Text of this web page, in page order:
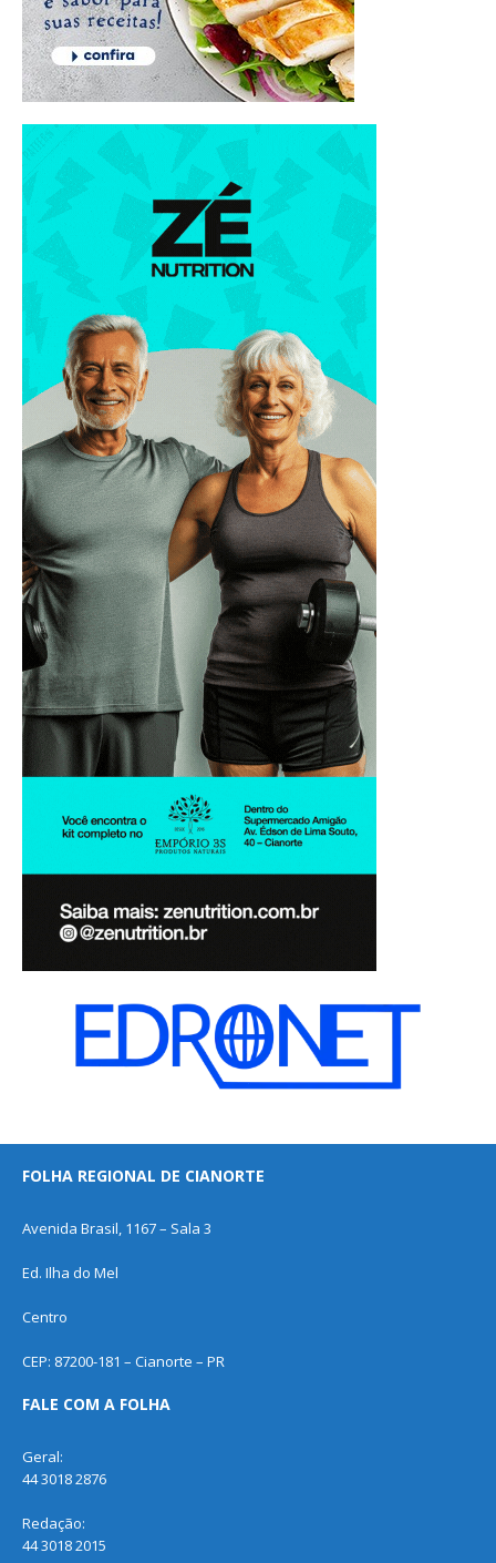
FOLHA REGIONAL DE CIANORTE
Avenida Brasil, 1167 – Sala 3
Ed. Ilha do Mel
Centro
CEP: 87200-181 – Cianorte – PR
FALE COM A FOLHA
Geral:
44 3018 2876
Redação:
44 3018 2015